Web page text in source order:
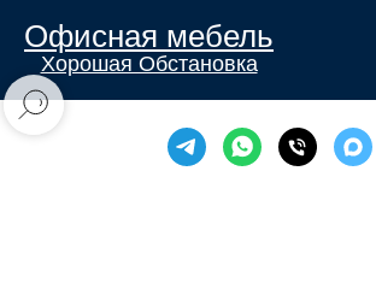
Офисная мебель
Хорошая Обстановка